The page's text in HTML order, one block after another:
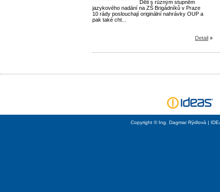
Děti s různým stupněm
jazykového nadání na ZŠ Brigádníků v Praze
10 rády poslouchají originální nahrávky OUP a
pak také cht...
Detail »
Copyright © Ing. Dagmar Rýdlová |